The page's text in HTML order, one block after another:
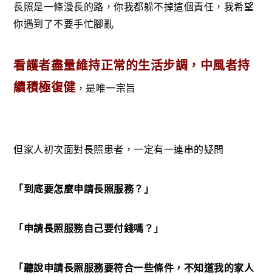
長照是一條漫長的路，你我都躲不掉這個責任，我希望
你遇到了不要手忙腳亂
看護者盡量維持正常的生活步調，中風者持
續積極復健，是唯一宗旨
但家人初次面對長照患者，一定有一連串的疑問
「到底要怎麼申請長照服務？」
「申請長照服務自己要付錢嗎？」
「聽說申請長照服務要符合一些條件，不知道我的家人